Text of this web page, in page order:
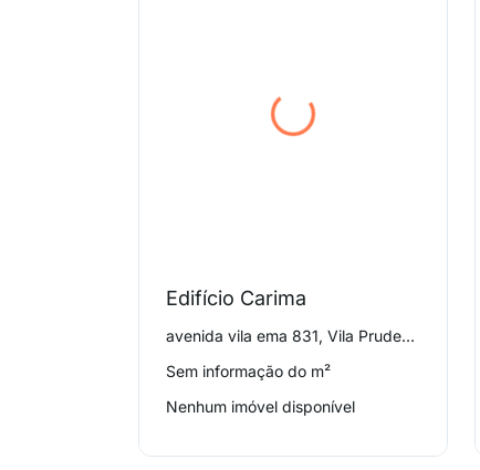
Edifício Carima
avenida vila ema 831, Vila Prudente
Sem informação do m²
Nenhum imóvel disponível